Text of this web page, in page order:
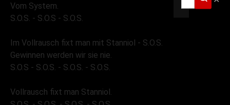
Vom System.
S.O.S. - S.O.S - S.O.S.
Im Vollrausch fixt man mit Stanniol - S.O.S.
Gewinnen werden wir sie nie.
S.O.S - S.O.S. - S.O.S. - S.O.S.
Vollrausch fixt man Stanniol.